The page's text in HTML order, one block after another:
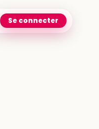
Se connecter